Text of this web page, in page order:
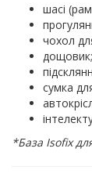
шасі
чохол
дощовик;
сумка
*База Isofix